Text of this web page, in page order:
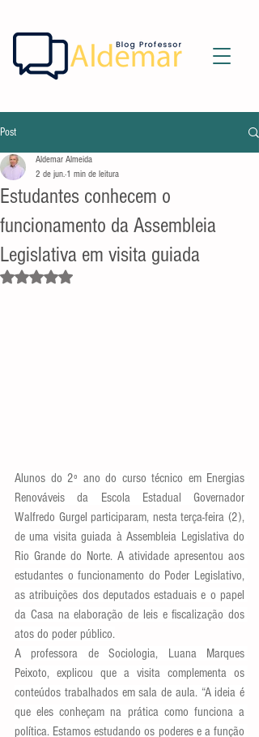
Post
Estudantes conhecem o
funcionamento da Assembleia
Legislativa em visita guiada
Aldemar Almeida
2 de jun. 1 min de leitura
Avaliado com NaN de 5 estrelas.
Alunos do 2º ano do curso técnico em Energias
Renováveis da Escola Estadual Governador
Walfredo Gurgel participaram, nesta terça-feira (2),
de uma visita guiada à Assembleia Legislativa do
Rio Grande do Norte. A atividade apresentou aos
estudantes o funcionamento do Poder Legislativo,
as atribuições dos deputados estaduais e o papel
da Casa na elaboração de leis e fiscalização dos
atos do poder público.
A professora de Sociologia, Luana Marques
Peixoto, explicou que a visita complementa os
conteúdos trabalhados em sala de aula. “A ideia é
que eles conheçam na prática como funciona a
política. Estamos estudando os poderes e a função